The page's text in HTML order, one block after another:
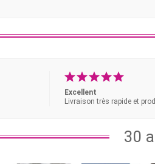
Excellent
Livraison très rapide et
30